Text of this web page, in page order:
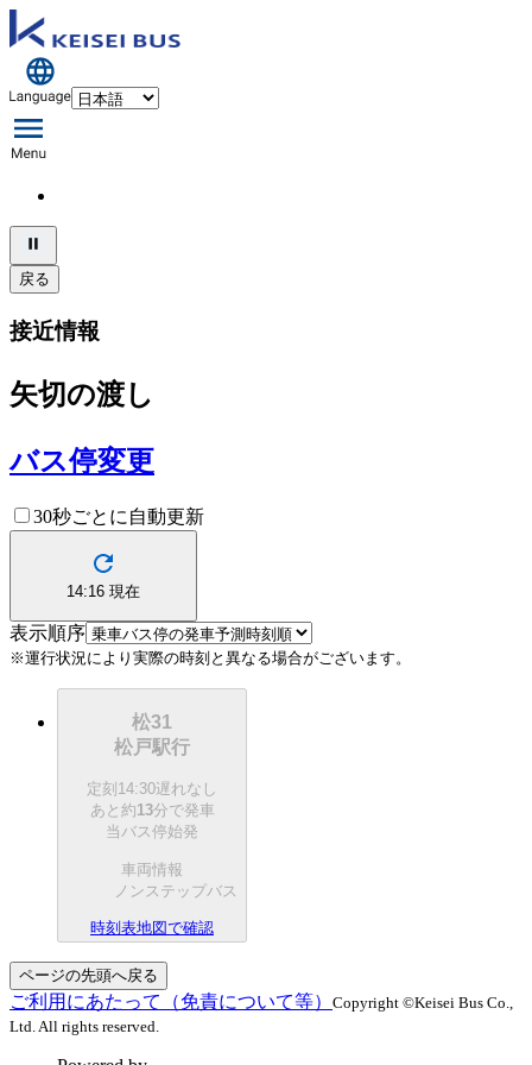
戻る
接近情報
矢切の渡し
バス停変更
30秒ごとに自動更新
14:16 現在
表示順序
※運行状況により実際の時刻と異なる場合がございます。
松31
松戸駅行
定刻 14:30遅れなし
あと約13分で発車
当バス停始発
車両情報
ノンステップバス
時刻表地図で確認
ページの先頭へ戻る
ご利用にあたって（免責について等） Copyright ©Keisei Bus Co.,
Ltd. All rights reserved.